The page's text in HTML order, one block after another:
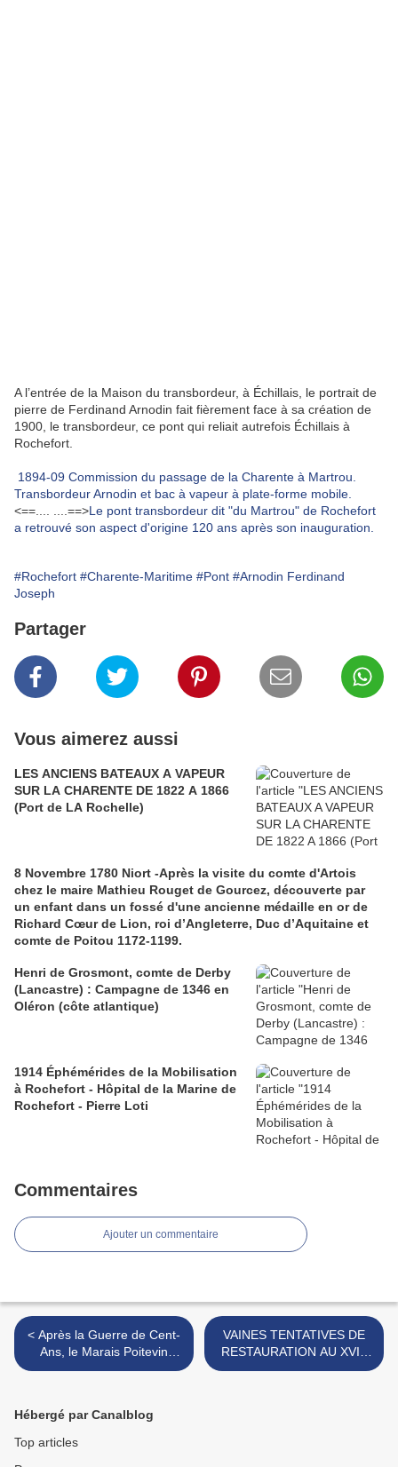
A l’entrée de la Maison du transbordeur, à Échillais, le portrait de
pierre de Ferdinand Arnodin fait fièrement face à sa création de
1900, le transbordeur, ce pont qui reliait autrefois Échillais à
Rochefort.
1894-09 Commission du passage de la Charente à Martrou.
Transbordeur Arnodin et bac à vapeur à plate-forme mobile.
<==.... ....==>Le pont transbordeur dit "du Martrou" de Rochefort
a retrouvé son aspect d'origine 120 ans après son inauguration.
#Rochefort #Charente-Maritime #Pont #Arnodin Ferdinand
Joseph
Partager
Vous aimerez aussi
LES ANCIENS BATEAUX A VAPEUR
SUR LA CHARENTE DE 1822 A 1866
(Port de LA Rochelle)
8 Novembre 1780 Niort -Après la visite du comte d'Artois
chez le maire Mathieu Rouget de Gourcez, découverte par
un enfant dans un fossé d'une ancienne médaille en or de
Richard Cœur de Lion, roi d’Angleterre, Duc d’Aquitaine et
comte de Poitou 1172-1199.
Henri de Grosmont, comte de Derby
(Lancastre) : Campagne de 1346 en
Oléron (côte atlantique)
1914 Éphémérides de la Mobilisation
à Rochefort - Hôpital de la Marine de
Rochefort - Pierre Loti
Commentaires
Ajouter un commentaire
< Après la Guerre de Cent-
Ans, le Marais Poitevin
redevient Sauvage
VAINES TENTATIVES DE
RESTAURATION AU XVIe
SIÈCLE >
Hébergé par Canalblog
Top articles